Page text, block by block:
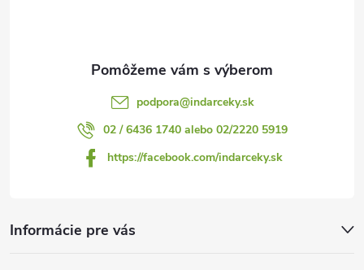
podpora@indarceky.sk
02 / 6436 1740 alebo 02/2220 5919
https://facebook.com/indarceky.sk
Informácie pre vás